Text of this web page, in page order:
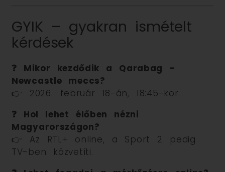
GYIK – gyakran ismételt
kérdések
❓ Mikor kezdődik a Qarabag –
Newcastle meccs?
👉 2026. február 18-án, 18:45-kor.
❓ Hol lehet élőben nézni
Magyarországon?
👉 Az RTL+ online, a Sport 2 pedig
TV-ben közvetíti.